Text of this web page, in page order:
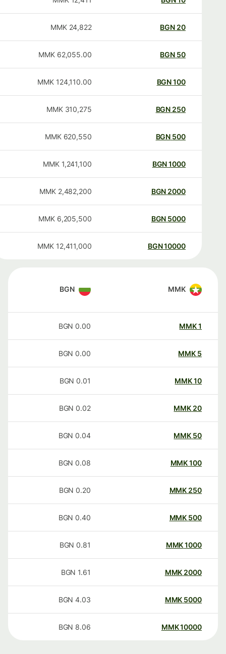
20
BGN
24,822
MMK
50
BGN
62,055.00
MMK
100
BGN
124,110.00
MMK
250
BGN
310,275
MMK
500
BGN
620,550
MMK
1000
BGN
1,241,100
MMK
2000
BGN
2,482,200
MMK
5000
BGN
6,205,500
MMK
10000
BGN
12,411,000
MMK
MMK
BGN
MMK
0.00
BGN
MMK
0.00
BGN
MMK
0.01
BGN
20
MMK
0.02
BGN
50
MMK
0.04
BGN
100
MMK
0.08
BGN
250
MMK
0.20
BGN
500
MMK
0.40
BGN
1000
MMK
0.81
BGN
2000
MMK
1.61
BGN
5000
MMK
4.03
BGN
10000
MMK
8.06
BGN